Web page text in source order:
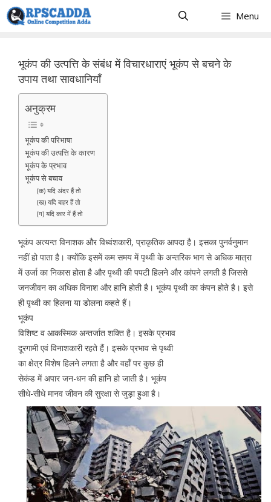
Skip
to
Menu
भूकंप की उत्पत्ति के संबंध में विचारधाराएं भूकंप से बचने के
उपाय तथा सावधानियाँ
अनुक्रम
भूकंप की परिभाषा
भूकंप की उत्पत्ति के कारण
भूकंप के प्रभाव
भूकंप से बचाव
(क) यदि अंदर हैं तो
(ख) यदि बाहर हैं तो
(ग) यदि कार में हैं तो
भूकंप अत्यन्त विनाशक और विध्वंशकारी, प्राकृतिक आपदा है। इसका पुनर्वनुमान
नहीं हो पाता है। क्योंकि इसमें कम समय में पृथ्वी के अन्तरिक भाग से अधिक मात्रा
में उर्जा का निकास होता है और पृथ्वी की पपटी हिलने और कांपने लगती है जिससे
जनजीवन का अधिक विनाश और हानि होती है। भूकंप पृथ्वी का कंपन होते है। इसे
ही पृथ्वी का हिलना या डोलना कहते हैं।
भूकंप
विशिष्ट व आकस्मिक अन्तर्जात शक्ति है। इसके प्रभाव
दूरगामी एवं विनाशकारी रहते हैं। इसके प्रभाव से पृथ्वी
का क्षेत्र विशेष हिलने लगता है और वहाँ पर कुछ ही
सेकंड में अपार जन-धन की हानि हो जाती है। भूकंप
सीधे-सीधे मानव जीवन की सुरक्षा से जुड़ा हुआ है।